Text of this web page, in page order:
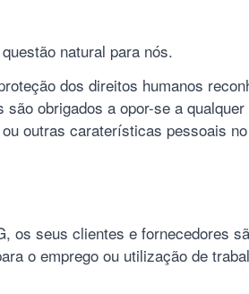
natural para nós.
dos direitos humanos
obrigados a opor-se a
outras caraterísticas pessoais
seus clientes e fornecedores
o emprego ou utilização de